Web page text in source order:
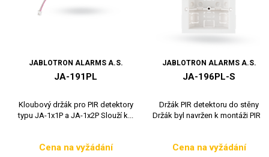
JABLOTRON ALARMS A.S.
JA-191PL
Kloubový držák pro PIR detektory
typu JA-1x1P a JA-1x2P Slouží k...
Cena
Cena na vyžádání
JABLOTRON ALARMS A.S.
JA-196PL-S
Držák PIR detektoru do stěny
Držák byl navržen k montáži PIR...
Cena
Cena na vyžádání